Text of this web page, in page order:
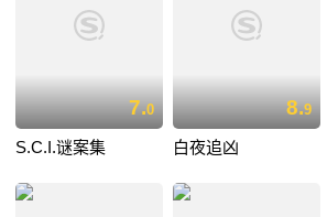
7.0
S.C.I.谜案集
8.9
白夜追凶